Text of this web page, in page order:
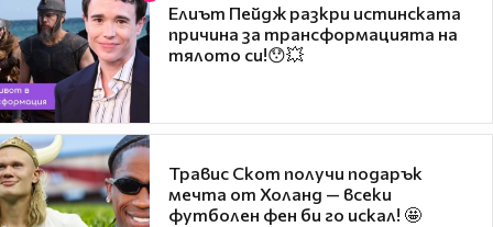
Елиът Пейдж разкри истинската
причина за трансформацията на
тялото си!😯💥
Травис Скот получи подарък
мечта от Холанд — всеки
футболен фен би го искал! 🤩